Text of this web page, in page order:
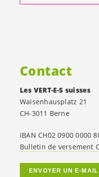
Contact
Les VERT-E-S suisses
Waisenhausplatz 21
CH-3011 Berne
IBAN CH02 0900 0000
Bulletin de versement
ENVOYER UN E-MAIL